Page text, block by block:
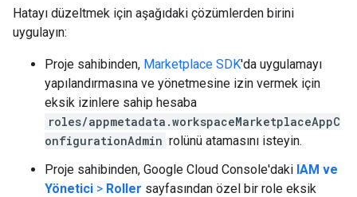
Hatayı düzeltmek için aşağıdaki çözümlerden birini
uygulayın:
Proje sahibinden, Marketplace SDK'da uygulamayı
yapılandırmasına ve yönetmesine izin vermek için
eksik izinlere sahip hesaba
roles/appmetadata.workspaceMarketplaceAppC
onfigurationAdmin rolünü atamasını isteyin.
Proje sahibinden, Google Cloud Console'daki IAM ve
Yönetici > Roller sayfasından özel bir role eksik